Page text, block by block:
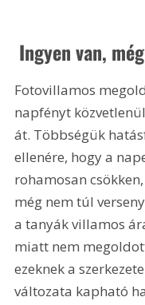
Ingyen van,
Fotovillamos
napfényt
át. Többségük
ellenére, hogy a
rohamosan
még nem túl
a tanyák villamos
miatt nem
ezeknek a
változata kapható